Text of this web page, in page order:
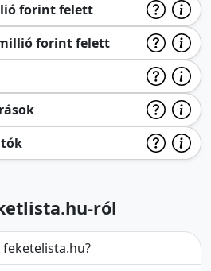
forint felett
forint felett
ról
feketelista.hu?